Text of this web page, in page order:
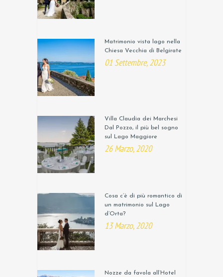
Matrimonio vista lago nella
Chiesa Vecchia di Belgirate
01 Settembre, 2023
Villa Claudia dei Marchesi
Dal Pozzo, il più bel sogno
sul Lago Maggiore
26 Marzo, 2020
Cosa c’è di più romantico di
un matrimonio sul Lago
d’Orta?
13 Marzo, 2020
Nozze da favola all’Hotel